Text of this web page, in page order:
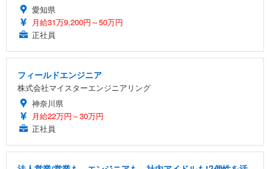
愛知県
月給31万9,200円～50万円
正社員
フィールドエンジニア
株式会社マイスターエンジニアリング
神奈川県
月給22万円～30万円
正社員